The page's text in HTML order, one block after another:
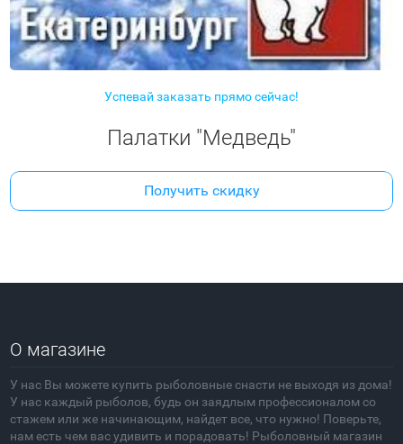
Успевай заказать прямо сейчас!
Палатки "Медведь"
Получить скидку
О магазине
У нас Вы можете купить рыболовные снасти не выходя из дома!
У нас каждый рыболов, будь он заядлым профессионалом со
стажем или же начинающим, найдет все, что нужно! Поверьте,
нам есть чем вас удивить и порадовать! Рыболовный магазин